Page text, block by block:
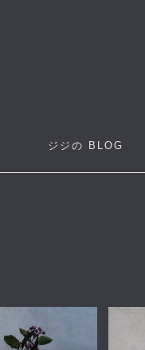
ジジの BLOG